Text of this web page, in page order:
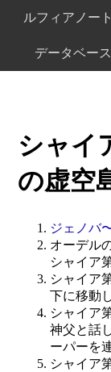
ルフィアノート
データベース
シャイ
の虚空
ジェノバ
オーデル
シャイア
シャイア
下に移動
シャイア
神父と話
ーパーを
シャイア